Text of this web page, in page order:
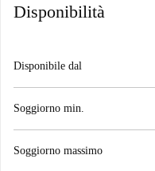
Disponibilità
Disponibile dal
Soggiorno min.
Soggiorno massimo